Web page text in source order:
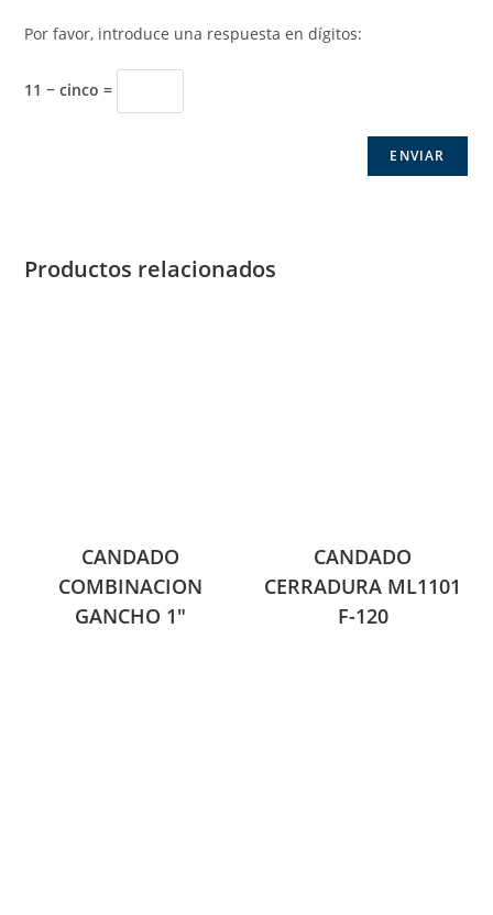
Por favor, introduce una respuesta en dígitos:
11 − cinco =
Productos relacionados
CANDADO
COMBINACION
GANCHO 1″
CANDADO
CERRADURA ML1101
F-120